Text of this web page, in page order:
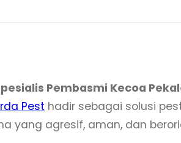
Pembasmi Kecoa
Pest hadir sebagai solusi
yang agresif, aman, dan